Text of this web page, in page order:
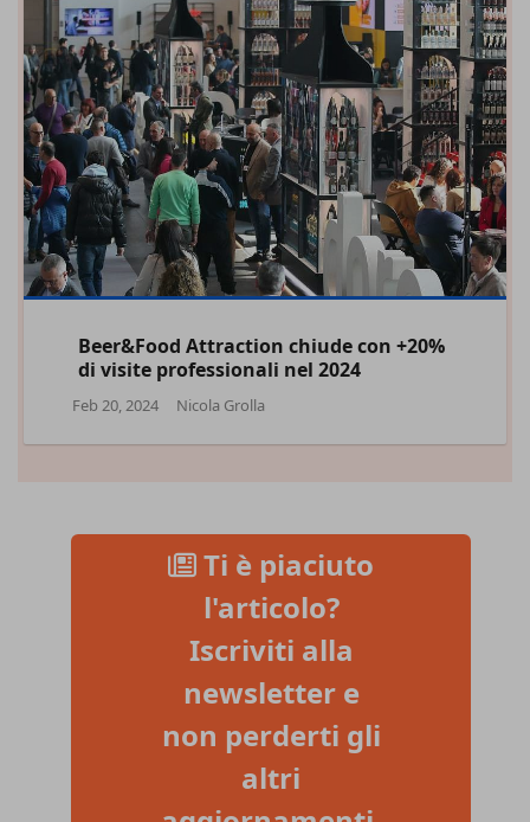
Beer&Food Attraction chiude con +20%
di visite professionali nel 2024
Feb 20, 2024 Nicola Grolla
Ti è piaciuto
l'articolo?
Iscriviti alla
newsletter e
non perderti gli
altri